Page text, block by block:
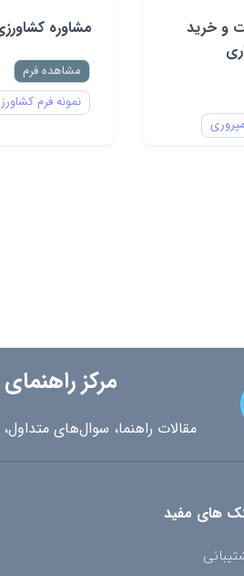
و خرید
مشاوره
مشاهده فرم
نمونه فرم
مرکز
مقالات راهنما، سوال‌های
های مفید